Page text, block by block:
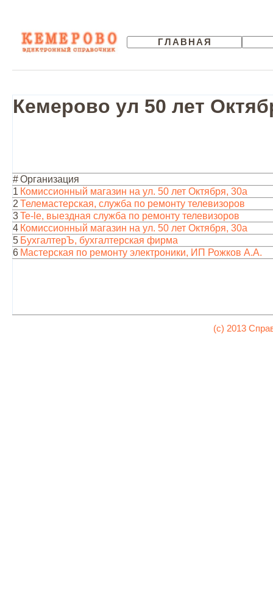
ГЛАВНАЯ
Кемерово ул 50 лет
#Организация
1 Комиссионный магазин на ул. 50 лет Октября, 30а
2 Телемастерская, служба по ремонту телевизоров
3Te-le, выездная служба по ремонту телевизоров
4 Комиссионный магазин на ул. 50 лет Октября, 30а
5 БухгалтерЪ, бухгалтерская фирма
6 Мастерская по ремонту электроники, ИП Рожков А.А.
(c) 2013